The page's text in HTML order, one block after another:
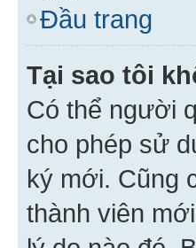
Đầu trang
Tại sao tôi
Có thể người
cho phép sử
ký mới. Cũng
thành viên